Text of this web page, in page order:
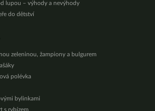
lupou – výhody a nevýhody
do dětství
zeleninou, žampiony a bulgurem
polévka
bylinkami
s rybízem